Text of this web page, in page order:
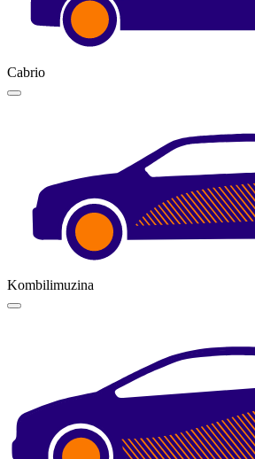
Cabrio
Kombilimuzina